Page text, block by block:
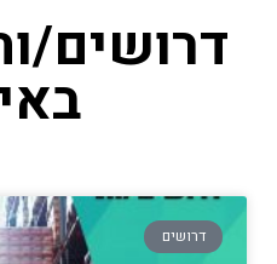
דרושים/
דרושים